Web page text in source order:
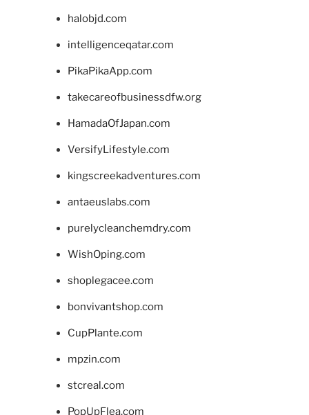
halobjd.com
intelligenceqatar.com
PikaPikaApp.com
takecareofbusinessdfw.org
HamadaOfJapan.com
VersifyLifestyle.com
kingscreekadventures.com
antaeuslabs.com
purelycleanchemdry.com
WishOping.com
shoplegacee.com
bonvivantshop.com
CupPlante.com
mpzin.com
stcreal.com
PopUpFlea.com